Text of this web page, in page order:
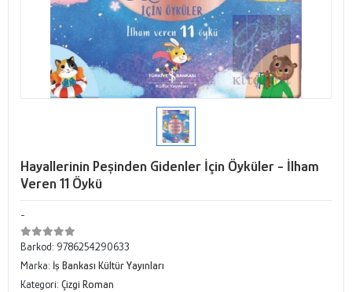
Hayallerinin Peşinden Gidenler İçin Öyküler - İlham
Veren 11 Öykü
-
Barkod: 9786254290633
Marka: İş Bankası Kültür Yayınları
Kategori: Çizgi Roman